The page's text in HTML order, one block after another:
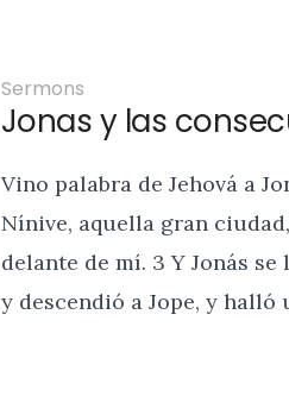
Sermons
Jonas y las
Vino palabra de Jehová a
Nínive, aquella gran
delante de mí. 3 Y Jonás
y descendió a Jope, y halló